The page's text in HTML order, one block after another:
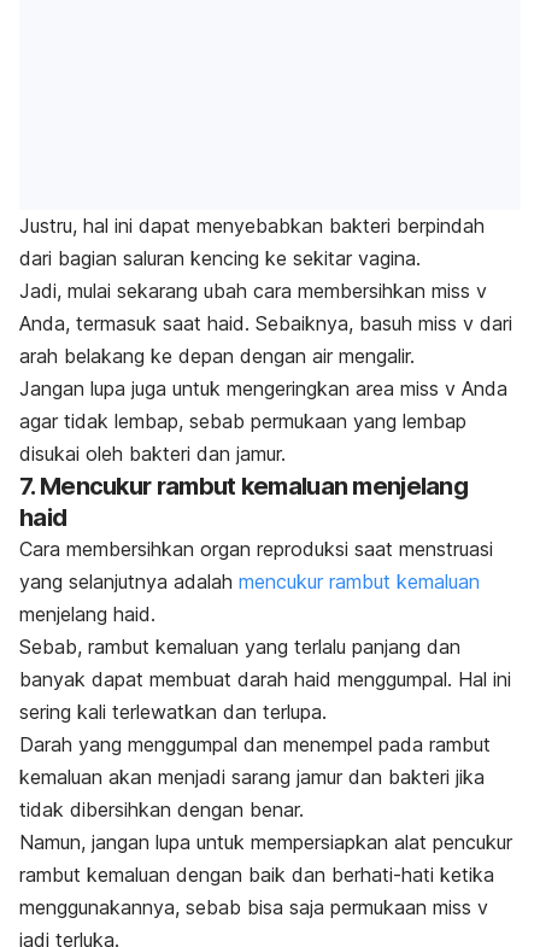
Justru, hal ini dapat menyebabkan bakteri berpindah
dari bagian saluran kencing ke sekitar vagina.
Jadi, mulai sekarang ubah cara membersihkan miss v
Anda, termasuk saat haid. Sebaiknya, basuh miss v dari
arah belakang ke depan dengan air mengalir.
Jangan lupa juga untuk mengeringkan area miss v Anda
agar tidak lembap, sebab permukaan yang lembap
disukai oleh bakteri dan jamur.
7. Mencukur rambut kemaluan menjelang
haid
Cara membersihkan organ reproduksi saat menstruasi
yang selanjutnya adalah mencukur rambut kemaluan
menjelang haid.
Sebab, rambut kemaluan yang terlalu panjang dan
banyak dapat membuat darah haid menggumpal. Hal ini
sering kali terlewatkan dan terlupa.
Darah yang menggumpal dan menempel pada rambut
kemaluan akan menjadi sarang jamur dan bakteri jika
tidak dibersihkan dengan benar.
Namun, jangan lupa untuk mempersiapkan alat pencukur
rambut kemaluan dengan baik dan berhati-hati ketika
menggunakannya, sebab bisa saja permukaan miss v
jadi terluka.